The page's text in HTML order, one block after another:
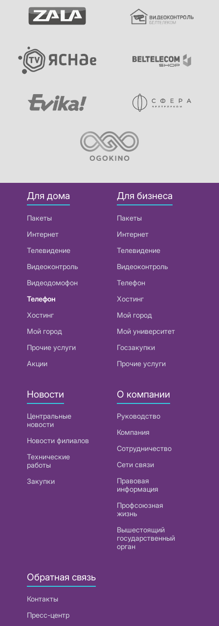
Для дома
Пакеты
Интернет
Телевидение
Видеоконтроль
Видеодомофон
Телефон
Хостинг
Мой город
Прочие услуги
Акции
Для бизнеса
Пакеты
Интернет
Телевидение
Видеоконтроль
Телефон
Хостинг
Мой город
Мой университет
Госзакупки
Прочие услуги
Новости
Центральные
новости
Новости филиалов
Технические
работы
Закупки
О компании
Руководство
Компания
Сотрудничество
Сети связи
Правовая
информация
Профсоюзная
жизнь
Вышестоящий
государственный
орган
Обратная связь
Контакты
Пресс-центр